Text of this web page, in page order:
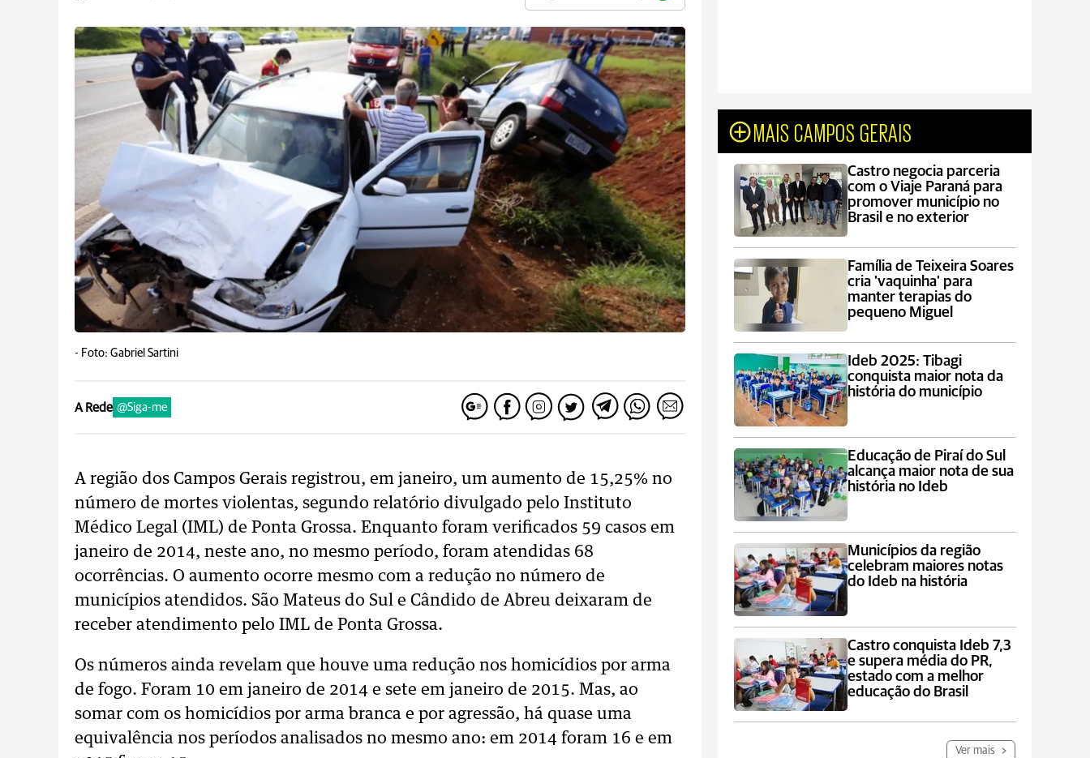
- Foto: Gabriel Sartini
A Rede @Siga-me
A região dos Campos Gerais registrou, em janeiro, um aumento de 15,25% no
número de mortes violentas, segundo relatório divulgado pelo Instituto
Médico Legal (IML) de Ponta Grossa. Enquanto foram verificados 59 casos em
janeiro de 2014, neste ano, no mesmo período, foram atendidas 68
ocorrências. O aumento ocorre mesmo com a redução no número de
municípios atendidos. São Mateus do Sul e Cândido de Abreu deixaram de
receber atendimento pelo IML de Ponta Grossa.
Os números ainda revelam que houve uma redução nos homicídios por arma
de fogo. Foram 10 em janeiro de 2014 e sete em janeiro de 2015. Mas, ao
somar com os homicídios por arma branca e por agressão, há quase uma
equivalência nos períodos analisados no mesmo ano: em 2014 foram 16 e em
MAIS CAMPOS GERAIS
Castro negocia parceria
com o Viaje Paraná para
promover município no
Brasil e no exterior
Família de Teixeira Soares
cria 'vaquinha' para
manter terapias do
pequeno Miguel
Ideb 2025: Tibagi
conquista maior nota da
história do município
Educação de Piraí do Sul
alcança maior nota de sua
história no Ideb
Municípios da região
celebram maiores notas
do Ideb na história
Castro conquista Ideb 7,3
e supera média do PR,
estado com a melhor
educação do Brasil
Ver mais